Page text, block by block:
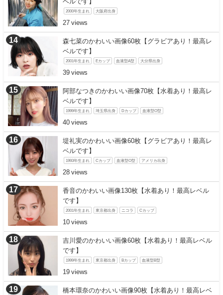
2000年生まれ 大阪府出身
27
森七菜のかわいい画像60枚【グラビアあり！最高レ
ベルです】
2001年生まれ Eカップ 血液型A型 大分県出身
39
阿部なつきのかわいい画像70枚【水着あり！最高レ
ベルです】
1999年生まれ 埼玉県出身 Dカップ 血液型O型
40
堤礼実のかわいい画像60枚【グラビアあり！最高レ
ベルです】
1993年生まれ Cカップ 血液型O型 アメリカ出身
28
香音のかわいい画像130枚【水着あり！最高レベル
です】
2001年生まれ 東京都出身 ニコラ Cカップ
10
吉川愛のかわいい画像60枚【水着あり！最高レベル
です】
1999年生まれ 東京都出身 Bカップ 血液型B型
19
橋本環奈のかわいい画像90枚【水着あり！最高レベ